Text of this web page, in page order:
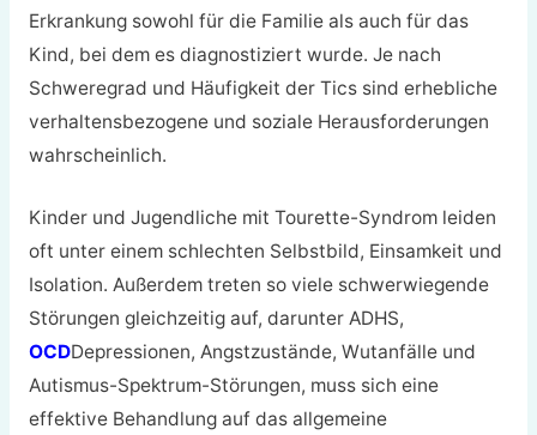
Erkrankung sowohl für die Familie als auch für das
Kind, bei dem es diagnostiziert wurde. Je nach
Schweregrad und Häufigkeit der Tics sind erhebliche
verhaltensbezogene und soziale Herausforderungen
wahrscheinlich.
Kinder und Jugendliche mit Tourette-Syndrom leiden
oft unter einem schlechten Selbstbild, Einsamkeit und
Isolation. Außerdem treten so viele schwerwiegende
Störungen gleichzeitig auf, darunter ADHS,
OCDDepressionen, Angstzustände, Wutanfälle und
Autismus-Spektrum-Störungen, muss sich eine
effektive Behandlung auf das allgemeine